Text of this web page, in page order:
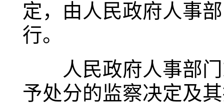
定，由人民政府人事
行。
人民政府人事部门
予处分的监察决定及